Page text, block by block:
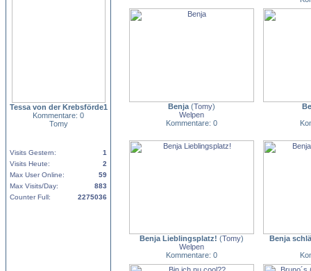
Tessa von der Krebsförde1
Kommentare: 0
Tomy
Visits Gestern:
1
Visits Heute:
2
Max User Online:
59
Max Visits/Day:
883
Counter Full:
2275036
Benja(Tomy)
Welpen
Kommentare: 0
Benja Lieblingsplatz! (Tomy)
Welpen
Kommentare: 0
Benja